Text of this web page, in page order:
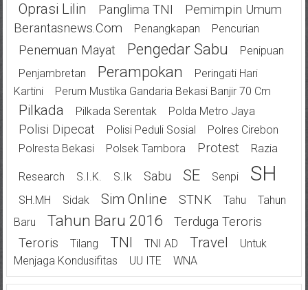
Oprasi Lilin Panglima TNI
Pemimpin Umum
Berantasnews.com
Penangkapan Pencurian
Penemuan Mayat Pengedar Sabu
Penipuan
Penjambretan
Perampokan
Peringati Hari
Kartini
Perum Mustika Gandaria Bekasi Banjir 70 Cm
Pilkada Pilkada Serentak Polda Metro Jaya
Polisi Dipecat Polisi Peduli Sosial
Polres Cirebon
Polresta Bekasi
Polsek Tambora Protest Razia
Research S.I.K. S.Ik Sabu SE Senpi SH
SH.MH Sidak Sim Online STNK Tahu
Tahun
Baru
Tahun Baru 2016
Terduga Teroris
Teroris
Tilang TNI TNI AD Travel
Untuk
Menjaga Kondusifitas
UU ITE WNA